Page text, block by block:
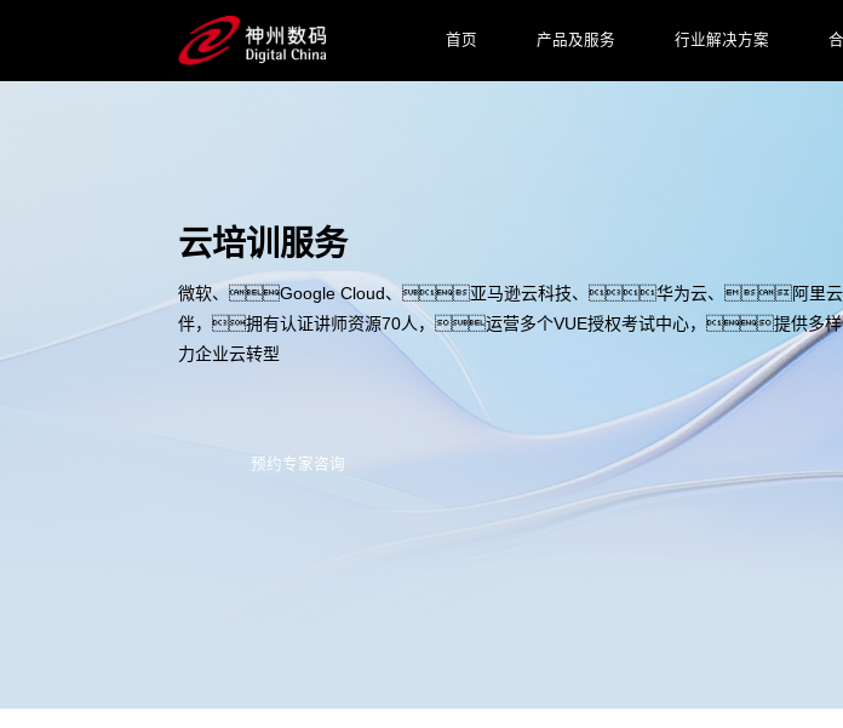
首页 产品及服务 行业解决方案
云培训服务
微软、Google Cloud、亚马逊云科技、华为云、阿里云
伴，拥有认证讲师资源70人，运营多个VUE授权考试中心，提供多样
力企业云转型
预约专家咨询